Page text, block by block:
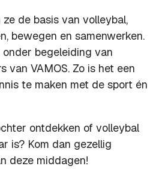
de basis van volleybal,
bewegen en samenwerken.
begeleiding van
van VAMOS. Zo is het een
te maken met de sport én
ontdekken of volleybal
is? Kom dan gezellig
deze middagen!